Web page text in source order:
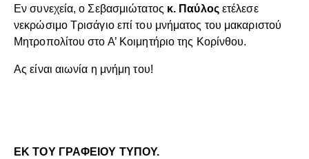
Εν συνεχεία, ο Σεβασμιώτατος κ. Παύλοςετέλεσε
νεκρώσιμο Τρισάγιο επί του μνήματος του μακαριστού
Μητροπολίτου στο Α’ Κοιμητήριο της Κορίνθου.
Ας είναι αιωνία η μνήμη του!
ΕΚ ΤΟΥ ΓΡΑΦΕΙΟΥ ΤΥΠΟΥ.